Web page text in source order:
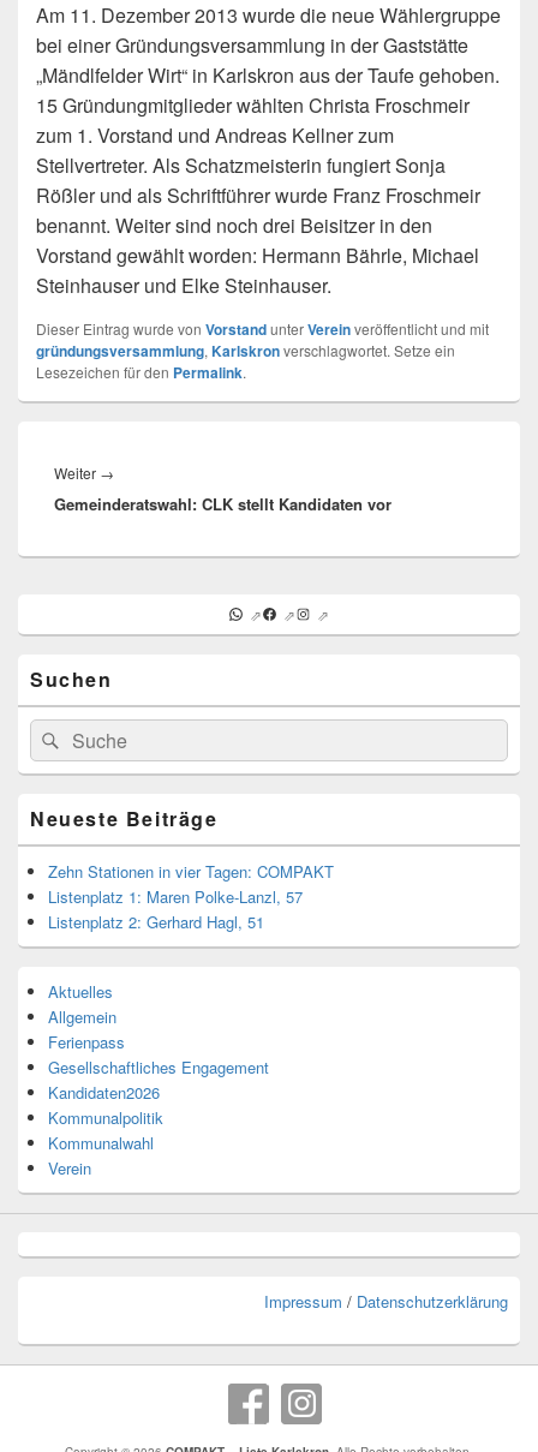
Am 11. Dezember 2013 wurde die neue Wählergruppe
bei einer Gründungsversammlung in der Gaststätte
„Mändlfelder Wirt“ in Karlskron aus der Taufe gehoben.
15 Gründungmitglieder wählten Christa Froschmeir
zum 1. Vorstand und Andreas Kellner zum
Stellvertreter. Als Schatzmeisterin fungiert Sonja
Rößler und als Schriftführer wurde Franz Froschmeir
benannt. Weiter sind noch drei Beisitzer in den
Vorstand gewählt worden: Hermann Bährle, Michael
Steinhauser und Elke Steinhauser.
Dieser Eintrag wurde von VorstandunterVereinveröffentlicht und mit
gründungsversammlung, Karlskronverschlagwortet. Setze ein
Lesezeichen für den Permalink.
Weiter →
Beitrag:
Gemeinderatswahl: CLK stellt Kandidaten vor
WhatsApp
Facebook
Instagram
Suchen
Suchen
nach:
Suchen
Neueste Beiträge
Zehn Stationen in vier Tagen: COMPAKT
Listenplatz 1: Maren Polke-Lanzl, 57
Listenplatz 2: Gerhard Hagl, 51
Aktuelles
Allgemein
Ferienpass
Gesellschaftliches Engagement
Kandidaten2026
Kommunalpolitik
Kommunalwahl
Verein
Impressum / Datenschutzerklärung